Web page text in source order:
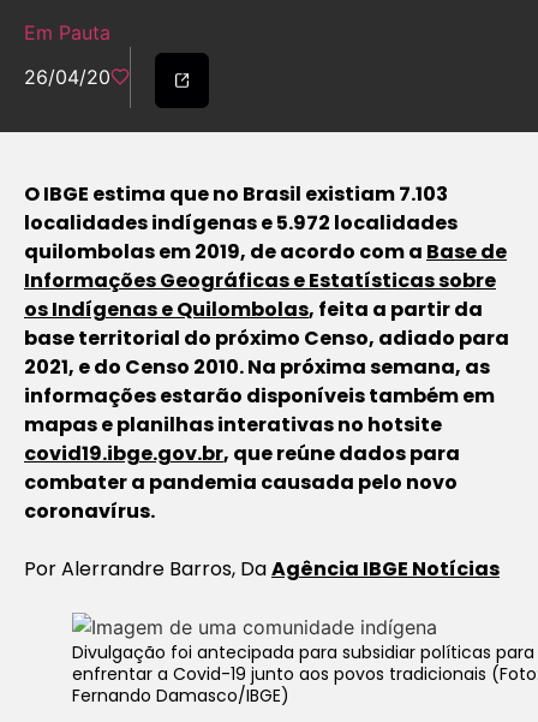
Em Pauta
26/04/20
O IBGE estima que no Brasil existiam 7.103
localidades indígenas e 5.972 localidades
quilombolas em 2019, de acordo com a Base de
Informações Geográficas e Estatísticas sobre
os Indígenas e Quilombolas, feita a partir da
base territorial do próximo Censo, adiado para
2021, e do Censo 2010. Na próxima semana, as
informações estarão disponíveis também em
mapas e planilhas interativas no hotsite
covid19.ibge.gov.br, que reúne dados para
combater a pandemia causada pelo novo
coronavírus.
Por Alerrandre Barros, DaAgência IBGE Notícias
Divulgação foi antecipada para subsidiar políticas para
enfrentar a Covid-19 junto aos povos tradicionais
Fernando Damasco/IBGE)